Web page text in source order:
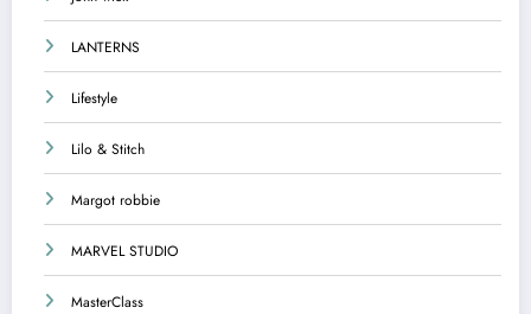
LANTERNS
Lifestyle
Lilo & Stitch
Margot robbie
MARVEL STUDIO
MasterClass